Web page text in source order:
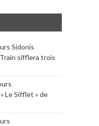
Sidonis
sifflera trois
Le Sifflet » de